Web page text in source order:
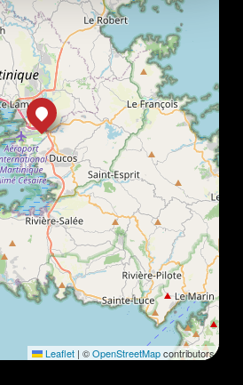
Leaflet | ©OpenStreetMapcontributors